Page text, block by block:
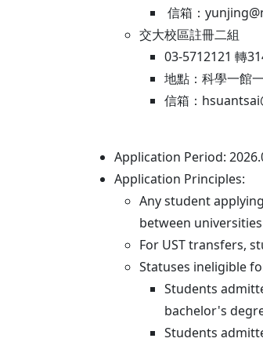
信箱：
交大校區註冊二組
03-5712121 轉
地點：科學一館
信箱：
Application Period:
Application Principles:
Any student
between
For UST transfers,
Statuses ineligible
Students
bachelor's
Students